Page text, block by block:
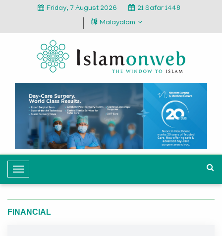
Friday, 7 August 2026
21 Safar 1448
Malayalam
T
o
g
l
FINANCIAL